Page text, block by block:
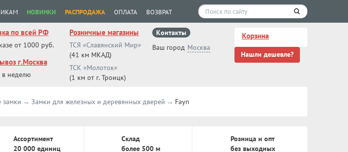
НОВИНКИ РАСПРОДАЖА ОПЛАТА ВОЗВРАТ
по всей РФ
от 1000 руб.
г.Москва
в неделю
Розничные магазины
ТСЯ «Славянский Мир»
(41 км МКАД)
ТСК «Молоток»
(1 км от г. Троицк)
Контакты
Ваш город Москва
Корзина
Нашли дешевле?
замки Замки для железных и деревянных дверей Fayn
Ассортимент
20 000 единиц
Склад
более 500 м
Розница и опт
без выходных